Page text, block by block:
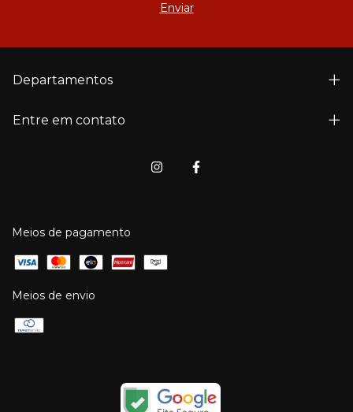
Departamentos
Entre em contato
Meios de pagamento
Meios de envio